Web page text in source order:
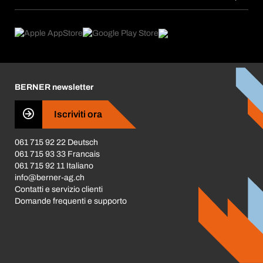
Abbonamenti
eProcurement
Trova prodotti
Cosa ci spinge
Business Conduct
BERNER newsletter
Iscriviti ora
061 715 92 22 Deutsch
061 715 93 33 Francais
061 715 92 11 Italiano
info@berner-ag.ch
Contatti e servizio clienti
Domande frequenti e supporto